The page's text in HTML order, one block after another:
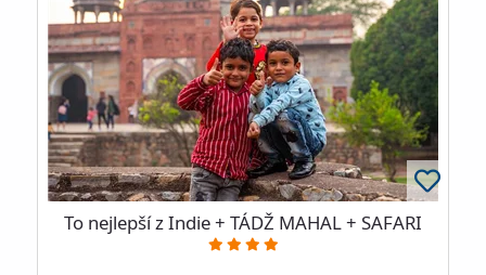
To nejlepší z Indie + TÁDŽ MAHAL + SAFARI